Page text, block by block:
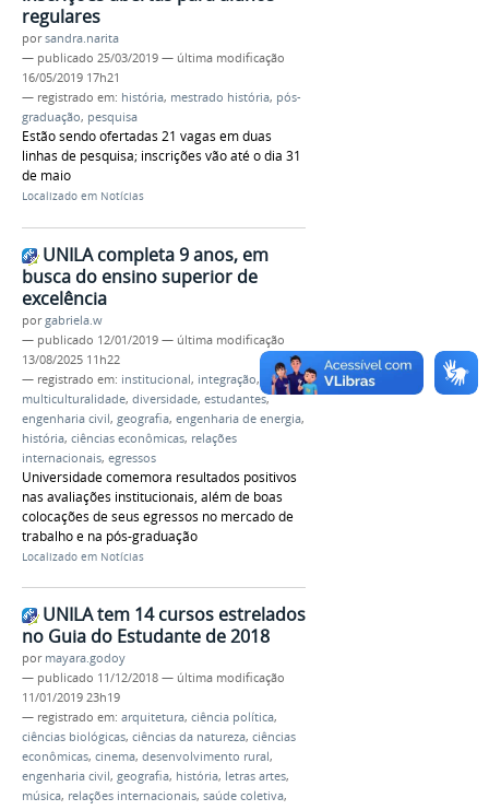
regulares
porsandra.narita
— publicado 25/03/2019 — última modificação
16/05/2019 17h21
— registrado em: história, mestrado história, pós-
graduação, pesquisa
Estão sendo ofertadas 21 vagas em duas
linhas de pesquisa; inscrições vão até o dia 31
de maio
Localizado em Notícias
UNILA completa 9 anos, em
busca do ensino superior de
excelência
porgabriela.w
— publicado 12/01/2019 — última modificação
13/08/2025 11h22
— registrado em: institucional, integração,
multiculturalidade, diversidade, estudantes,
engenharia civil, geografia, engenharia de energia,
história, ciências econômicas, relações
internacionais, egressos
Universidade comemora resultados positivos
nas avaliações institucionais, além de boas
colocações de seus egressos no mercado de
trabalho e na pós-graduação
Localizado em Notícias
UNILA tem 14 cursos estrelados
no Guia do Estudante de 2018
por mayara.godoy
— publicado 11/12/2018 — última modificação
11/01/2019 23h19
— registrado em: arquitetura, ciência política,
ciências biológicas, ciências da natureza, ciências
econômicas, cinema, desenvolvimento rural,
engenharia civil, geografia, história, letras artes,
música, relações internacionais, saúde coletiva,